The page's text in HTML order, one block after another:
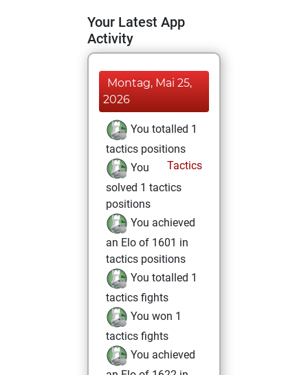
Your Latest App
Activity
Montag, Mai 25,
2026
You totalled 1
tactics positions
Tactics
You
solved 1 tactics
positions
You achieved
an Elo of 1601 in
tactics positions
You totalled 1
tactics fights
You won 1
tactics fights
You achieved